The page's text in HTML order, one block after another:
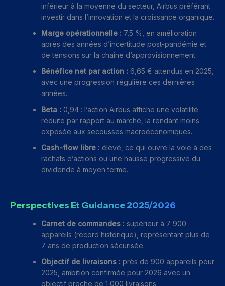
inférieur à la moyenne du secteur, Airbus préférant
investir dans l’innovation et la croissance organique.
Marge opérationnelle : 7,5 %, en amélioration
après des années d’incertitude post-pandémie et
de tensions sur la chaîne d’approvisionnement.
Bénéfice net par action : 6,65 € attendus en 2025,
avec une progression régulière ces dernières
années.
Beta : 0,94 : l’action Airbus affiche une volatilité
réduite par rapport au marché, la rendant moins
exposée aux secousses macroéconomiques.
Cash-flow libre : élevé, ce qui ouvre la voie à des
rachats d’actions ou une hausse progressive du
dividende à moyen terme.
Perspectives Et Guidance 2025/2026
Carnet de commandes : supérieur à 7 900
appareils (record historique), représentant plus de
7 ans de production sécurisée.
Objectif de livraisons : près de 900 appareils pour
2025, ambition confirmée pour 2026 avec un
objectif proche de 1 000 livraisons.